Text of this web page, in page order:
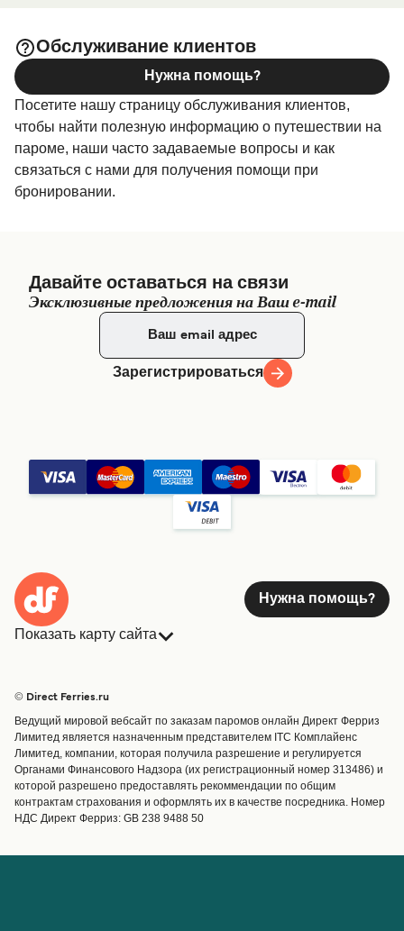
Обслуживание клиентов
Посетите нашу страницу обслуживания клиентов,
чтобы найти полезную информацию о путешествии на
пароме, наши часто задаваемые вопросы и как
связаться с нами для получения помощи при
бронировании.
Нужна помощь?
Давайте оставаться на связи
Эксклюзивные предложения на Ваш e-mail
Зарегистрироваться
Нужна помощь?
Показать карту сайта
Страны
Обслуживание клиентов
Операторы
Маршруты и порты
Special Offers
Предлагает
Паромные билеты
Грузоперевозки
© Direct Ferries.ru
Ведущий мировой вебсайт по заказам паромов онлайн Директ Ферриз
Лимитед является назначенным представителем ITC Комплайенс
Лимитед, компании, которая получила разрешение и регулируется
Органами Финансового Надзора (их регистрационный номер 313486) и
которой разрешено предоставлять рекоммендации по общим
контрактам страхования и оформлять их в качестве посредника. Номер
НДС Директ Ферриз: GB 238 9488 50